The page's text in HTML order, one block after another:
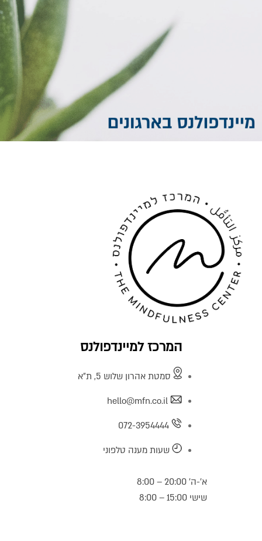
המרכז למיינדפולנס
סמטת אהרון שלוש 5, ת"א
hello@mfn.co.il
072-3954444
שעות מענה טלפוני
א’-ה’ 20:00 – 8:00
שישי 15:00 – 8:00